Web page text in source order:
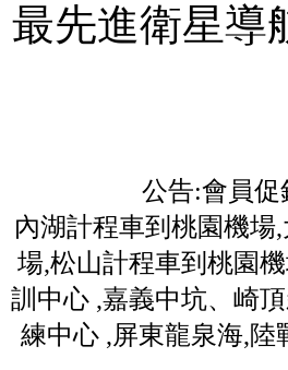
最先進衛星導
公告:會員促
內湖計程車到桃園機
場,松山計程車到桃園
訓中心 ,嘉義中坑、崎
練中心 ,屏東龍泉海,陸